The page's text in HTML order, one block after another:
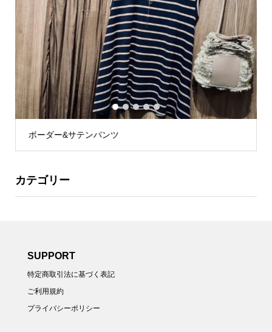
ボーダー&サテンパンツ
1 2 3 4 5
カテゴリー
SUPPORT
特定商取引法に基づく表記
ご利用規約
プライバシーポリシー